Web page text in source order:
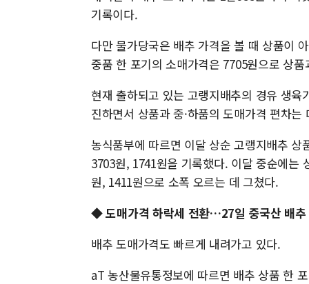
기록이다.
다만 물가당국은 배추 가격을 볼 때 상품이
중품 한 포기의 소매가격은 7705원으로 상
현재 출하되고 있는 고랭지배추의 경유 생
진하면서 상품과 중·하품의 도매가격 편차
농식품부에 따르면 이달 상순 고랭지배추
3703원, 1741원을 기록했다. 이달 중순에는
원, 1411원으로 소폭 오르는 데 그쳤다.
◆ 도매가격 하락세 전환…27일 중국산 배추
배추 도매가격도 빠르게 내려가고 있다.
aT 농산물유통정보에 따르면 배추 상품 한